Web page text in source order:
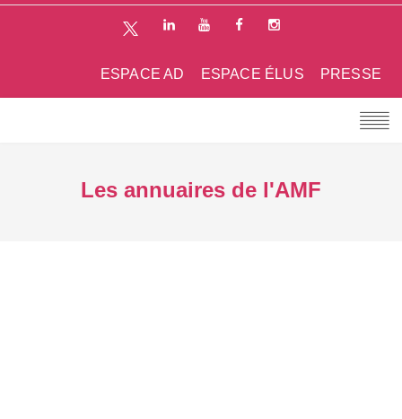
PRESSE
ESPACE ÉLUS
ESPACE AD
Les annuaires de l'AMF